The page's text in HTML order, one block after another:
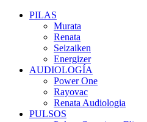
PILAS
Murata
Renata
Seizaiken
Energizer
AUDIOLOGÍA
Power One
Rayovac
Renata Audiologia
PULSOS